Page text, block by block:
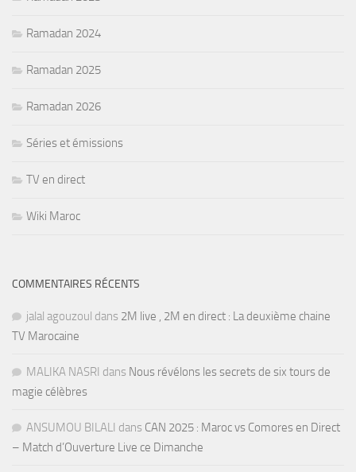
Ramadan 2024
Ramadan 2025
Ramadan 2026
Séries et émissions
TV en direct
Wiki Maroc
COMMENTAIRES RÉCENTS
jalal agouzoul dans 2M live , 2M en direct : La deuxième chaine
TV Marocaine
MALIKA NASRI dans Nous révélons les secrets de six tours de
magie célèbres
ANSUMOU BILALI dans CAN 2025 : Maroc vs Comores en Direct
– Match d’Ouverture Live ce Dimanche